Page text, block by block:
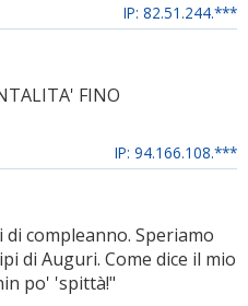
IP: 82.51.244.***
FINO
IP: 94.166.108.***
compleanno. Speriamo
di Auguri. Come dice il mio
po' 'spittà!"